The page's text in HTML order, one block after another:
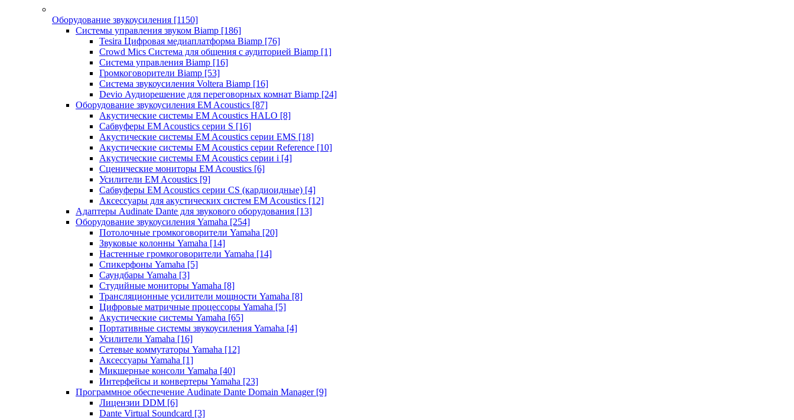
Оборудование звукоусиления [1150]
Системы управления звуком Biamp [186]
Tesira Цифровая медиаплатформа Biamp [76]
Crowd Mics Система для общения с аудиторией Biamp [1]
Система управления Biamp [16]
Громкоговорители Biamp [53]
Система звукоусиления Voltera Biamp [16]
Devio Аудиорешение для переговорных комнат Biamp [24]
Оборудование звукоусиления EM Acoustics [87]
Акустические системы EM Acoustics HALO [8]
Сабвуферы EM Acoustics серии S [16]
Акустические системы EM Acoustics серии EMS [18]
Акустические системы EM Acoustics серии Reference [10]
Акустические системы EM Acoustics серии i [4]
Сценические мониторы EM Acoustics [6]
Усилители EM Acoustics [9]
Сабвуферы EM Acoustics серии CS (кардиоидные) [4]
Аксессуары для акустических систем EM Acoustics [12]
Адаптеры Audinate Dante для звукового оборудования [13]
Оборудование звукоусиления Yamaha [254]
Потолочные громкоговорители Yamaha [20]
Звуковые колонны Yamaha [14]
Настенные громкоговорители Yamaha [14]
Спикерфоны Yamaha [5]
Саундбары Yamaha [3]
Студийные мониторы Yamaha [8]
Трансляционные усилители мощности Yamaha [8]
Цифровые матричные процессоры Yamaha [5]
Акустические системы Yamaha [65]
Портативные системы звукоусиления Yamaha [4]
Усилители Yamaha [16]
Сетевые коммутаторы Yamaha [12]
Аксессуары Yamaha [1]
Микшерные консоли Yamaha [40]
Интерфейсы и конвертеры Yamaha [23]
Программное обеспечение Audinate Dante Domain Manager [9]
Лицензии DDM [6]
Dante Virtual Soundcard [3]